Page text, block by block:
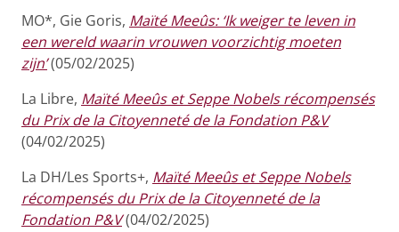
MO*, Gie Goris, Maïté Meeûs: ‘Ik weiger te leven in
een wereld waarin vrouwen voorzichtig moeten
zijn’(05/02/2025)
La Libre, Maïté Meeûs et Seppe Nobels récompensés
du Prix de la Citoyenneté de la Fondation P&V
(04/02/2025)
La DH/Les Sports+, Maïté Meeûs et Seppe Nobels
récompensés du Prix de la Citoyenneté de la
Fondation P&V(04/02/2025)